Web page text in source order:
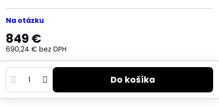
Na otázku
849 €
690,24 € bez DPH
Do košíka